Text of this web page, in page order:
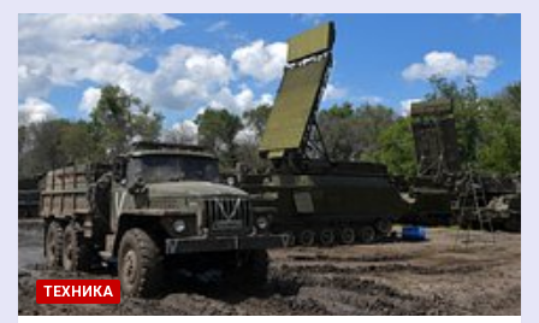
ТЕХНИКА